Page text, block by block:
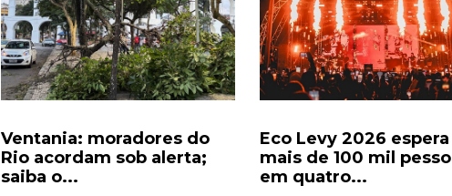
Ventania: moradores do
Rio acordam sob alerta;
saiba o...
Eco Levy 2026 espera
mais de 100 mil
em quatro...